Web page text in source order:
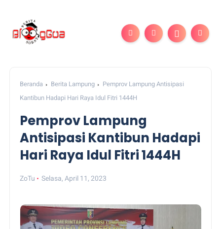
Beranda Berita Lampung
Pemprov Lampung Antisipasi
Kantibun Hadapi Hari Raya Idul Fitri 1444H
Pemprov Lampung
Antisipasi Kantibun Hadapi
Hari Raya Idul Fitri 1444H
ZoTu Selasa, April 11, 2023